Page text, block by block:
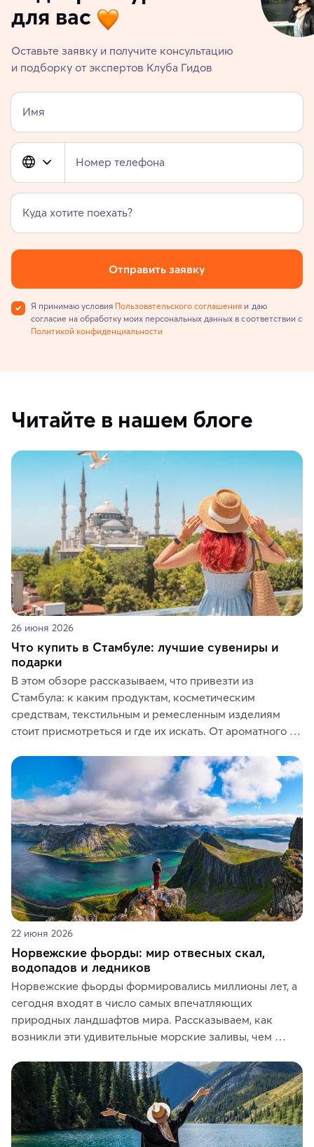
для вас
Оставьте заявку и получите консультацию
и подборку от экспертов Клуба Гидов
Имя
Номер телефона
Куда хотите поехать?
Отправить заявку
Я принимаю условия Пользовательского соглашения и даю
согласие на обработку моих персональных данных в соответствии с
Политикой конфиденциальности
Читайте в нашем блоге
26 июня 2026
Что купить в Стамбуле: лучшие сувениры и
подарки
В этом обзоре рассказываем, что привезти из
Стамбула: к каким продуктам, косметическим
средствам, текстильным и ремесленным изделиям
стоит присмотреться и где их искать. От ароматного
керамики и изделий из кожи на турецких рынках и в
аутентичных лавках — в подарок близким или себе на
память о путешествии.
22 июня 2026
Норвежские фьорды: мир отвесных скал,
водопадов и ледников
Норвежские фьорды формировались миллионы лет, а
сегодня входят в число самых впечатляющих
природных ландшафтов мира. Рассказываем, как
возникли эти удивительные морские заливы, чем
живописные смотровые площадки и какие точки
включить в маршрут по Норвегии.